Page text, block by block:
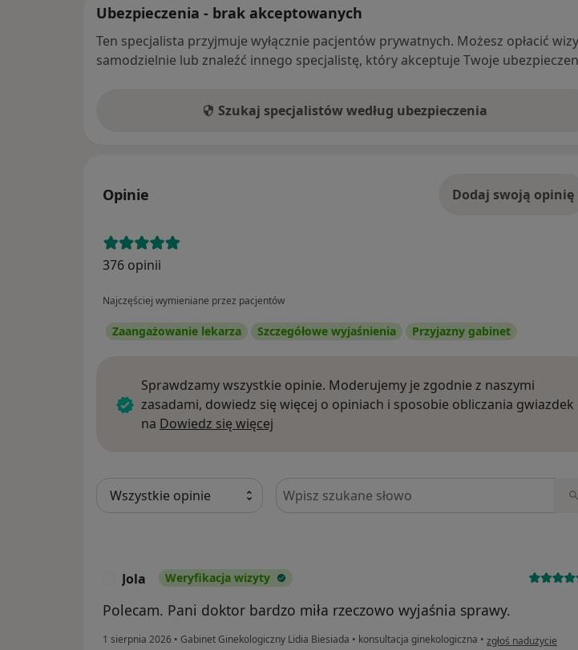
Ubezpieczenia - brak akceptowanych
Ten specjalista przyjmuje wyłącznie pacjentów prywatnych. Możesz opłacić
samodzielnie lub znaleźć innego specjalistę, który akceptuje Twoje
Szukaj specjalistów według ubezpieczenia
Opinie Dodaj swoją opinię
376 opinii
Najczęściej wymieniane przez pacjentów
Zaangażowanie lekarza Szczegółowe wyjaśnienia Przyjazny gabinet
Sprawdzamy wszystkie opinie. Moderujemy je zgodnie z naszymi
zasadami, dowiedz się więcej o opiniach i sposobie obliczania gwiazdek
na Dowiedz się więcej
Szukaj w opiniach
Jola Weryfikacja wizyty
Polecam. Pani doktor bardzo miła rzeczowo wyjaśnia sprawy.
1 sierpnia 2026 • Gabinet Ginekologiczny Lidia Biesiada • konsultacja ginekologiczna • w opinii użytkownika
zgłoś nadużycie